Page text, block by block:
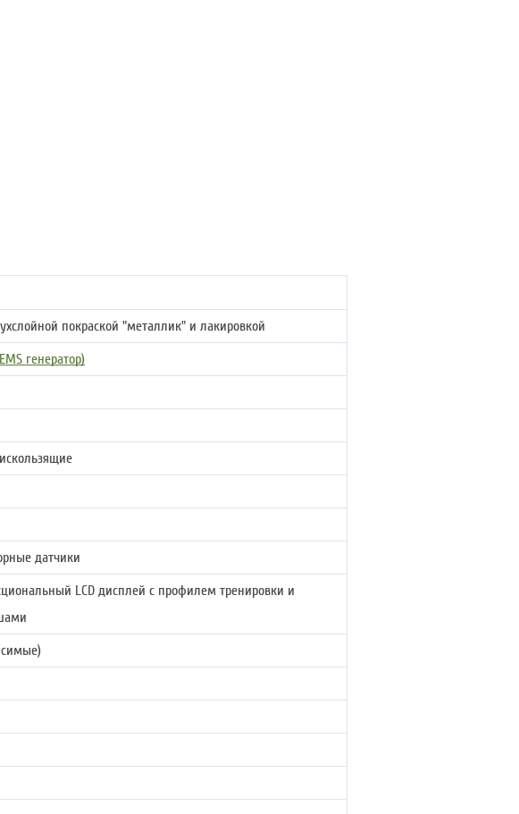
покраской "металлик" и лакировкой
генератор)
датчики
LCD дисплей с профилем тренировки и